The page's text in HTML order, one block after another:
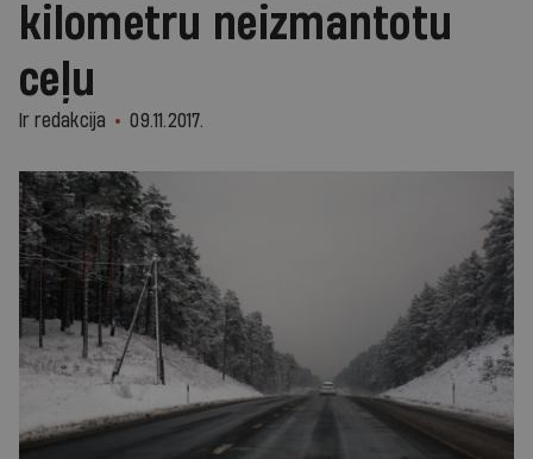
kilometru neizmantotu
ceļu
Ir redakcija 09.11.2017.